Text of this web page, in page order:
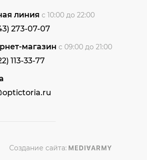
линия с 10:00 до 22:00
273-07-07
магазин с 09:00 до 21:00
113-33-77
Создание сайта: